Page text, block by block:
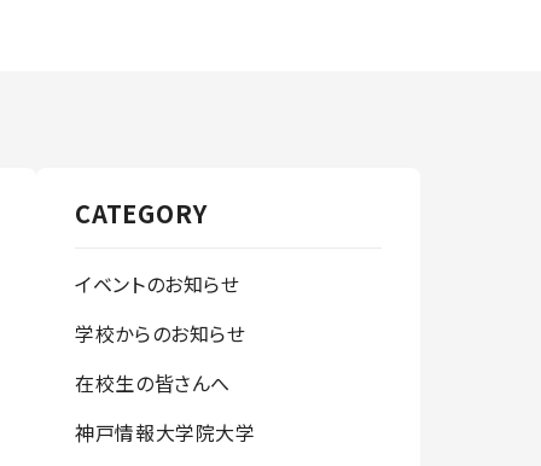
CATEGORY
イベントのお知らせ
学校からのお知らせ
在校生の皆さんへ
神戸情報大学院大学